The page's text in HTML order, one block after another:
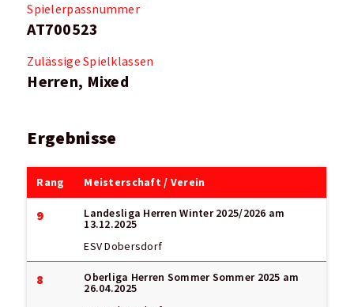
Spielerpassnummer
AT700523
Zulässige Spielklassen
Herren, Mixed
Ergebnisse
Rang Meisterschaft / Verein
9 Landesliga Herren Winter 2025/2026 am
13.12.2025
ESV Dobersdorf
8 Oberliga Herren Sommer Sommer 2025 am
26.04.2025